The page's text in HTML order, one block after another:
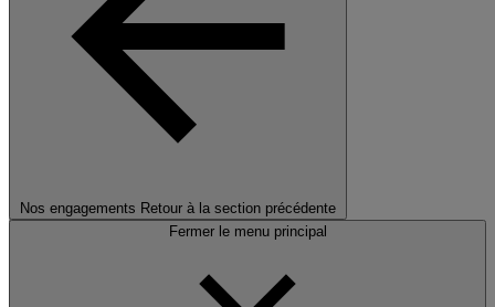
Nos engagements Retour à la section précédente
Fermer le menu principal